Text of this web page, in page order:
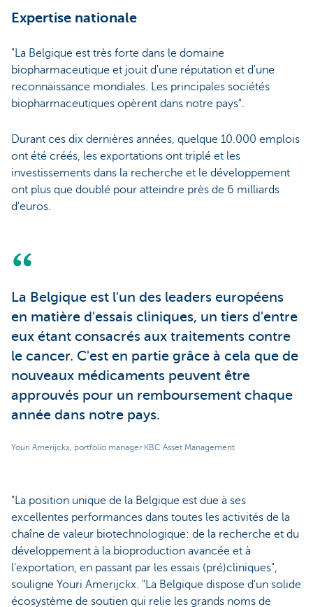
Expertise nationale
"La Belgique est très forte dans le domaine
biopharmaceutique et jouit d'une réputation et d'une
reconnaissance mondiales. Les principales sociétés
biopharmaceutiques opèrent dans notre pays".
Durant ces dix dernières années, quelque 10.000 emplois
ont été créés, les exportations ont triplé et les
investissements dans la recherche et le développement
ont plus que doublé pour atteindre près de 6 milliards
d'euros.
La Belgique est l'un des leaders européens
en matière d'essais cliniques, un tiers d'entre
eux étant consacrés aux traitements contre
le cancer. C'est en partie grâce à cela que de
nouveaux médicaments peuvent être
approuvés pour un remboursement chaque
année dans notre pays.
Youri Amerijckx, portfolio manager KBC Asset Management
"La position unique de la Belgique est due à ses
excellentes performances dans toutes les activités de la
chaîne de valeur biotechnologique: de la recherche et du
développement à la bioproduction avancée et à
l'exportation, en passant par les essais (pré)cliniques",
souligne Youri Amerijckx. "La Belgique dispose d'un solide
écosystème de soutien qui relie les grands noms de